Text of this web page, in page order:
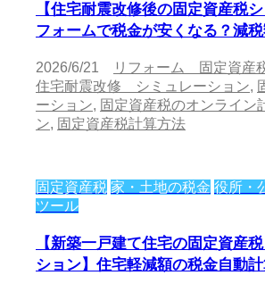
【住宅耐震改修後の固定資産税
フォームで税金が安くなる？減
2026/6/21 リフォーム 固定資産
住宅耐震改修 シミュレーション,
ーション, 固定資産税のオンライン
ン, 固定資産税計算方法
固定資産税 家・土地の税金 役所・
ツール
【新築一戸建て住宅の固定資産
ション】住宅軽減額の税金自動